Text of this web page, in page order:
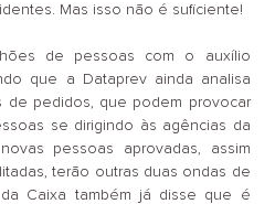
Mas isso não é suficiente!
de pessoas com o auxílio
que a Dataprev ainda analisa
de pedidos, que podem provocar
se dirigindo às agências da
pessoas aprovadas, assim
terão outras duas ondas de
Caixa também já disse que é